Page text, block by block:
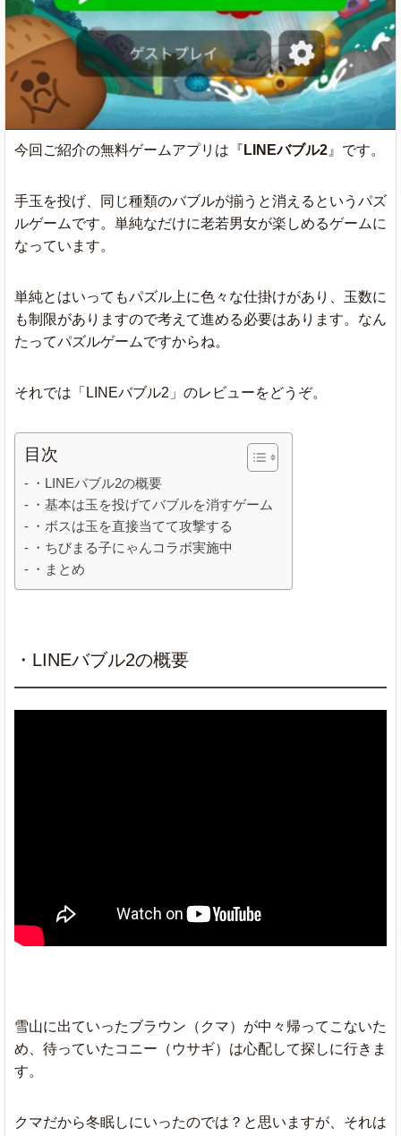
今回ご紹介の無料ゲームアプリは『 LINEバブル2 』です。
手玉を投げ、同じ種類のバブルが揃うと消えるというパズ
ルゲームです。単純なだけに老若男女が楽しめるゲームに
なっています。
単純とはいってもパズル上に色々な仕掛けがあり、玉数に
も制限がありますので考えて進める必要はあります。なん
たってパズルゲームですからね。
それでは「LINEバブル2」のレビューをどうぞ。
目次
・LINEバブル2の概要
・基本は玉を投げてバブルを消すゲーム
・ボスは玉を直接当てて攻撃する
・ちびまる子にゃんコラボ実施中
・まとめ
・LINEバブル2の概要
雪山に出ていったブラウン（クマ）が中々帰ってこないた
め、待っていたコニー（ウサギ）は心配して探しに行きま
す。
クマだから冬眠しにいったのでは？と思いますが、それは